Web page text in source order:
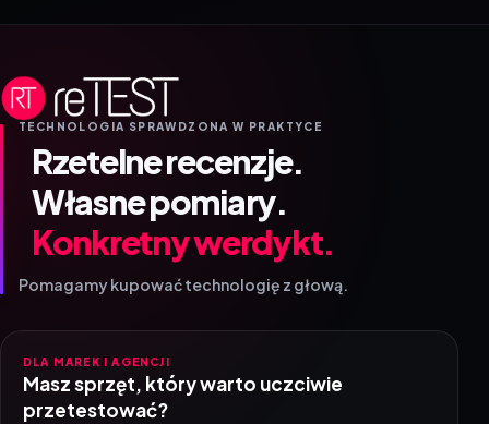
TECHNOLOGIA SPRAWDZONA W PRAKTYCE
Rzetelne recenzje.
Własne pomiary.
Konkretny werdykt.
Pomagamy kupować technologię z głową.
DLA MAREK I AGENCJI
Masz sprzęt, który warto uczciwie
przetestować?